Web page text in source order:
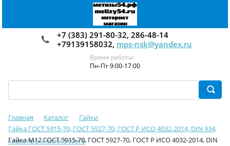
+7 (383) 291-80-32, 286-48-14
+79139158032, mps-nsk@yandex.ru
Время работы:
Пн-Пт 9:00-17:00
Главная Каталог
Гайки
Гайка ГОСТ 5915-70, ГОСТ 5927-70, ГОСТ Р ИСО 4032-2014, DIN 934,
класс прочности 5 или 6
Гайка М12 ГОСТ 5915-70, ГОСТ 5927-70, ГОСТ Р ИСО 4032-2014, DIN